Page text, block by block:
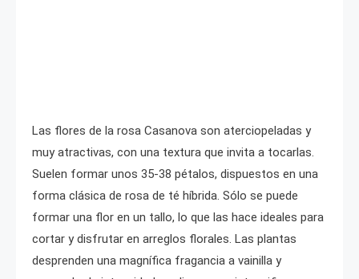
Las flores de la rosa Casanova son aterciopeladas y
muy atractivas, con una textura que invita a tocarlas.
Suelen formar unos 35-38 pétalos, dispuestos en una
forma clásica de rosa de té híbrida. Sólo se puede
formar una flor en un tallo, lo que las hace ideales para
cortar y disfrutar en arreglos florales. Las plantas
desprenden una magnífica fragancia a vainilla y